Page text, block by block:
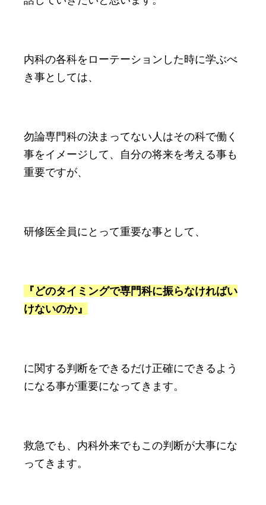
内科の各科をローテーションした時に学ぶべ
き事としては、
勿論専門科の決まってない人はその科で働く
事をイメージして、自分の将来を考える事も
重要ですが、
研修医全員にとって重要な事として、
『どのタイミングで専門科に振らなければい
けないのか』
に関する判断をできるだけ正確にできるよう
になる事が重要になってきます。
救急でも、内科外来でもこの判断が大事にな
ってきます。